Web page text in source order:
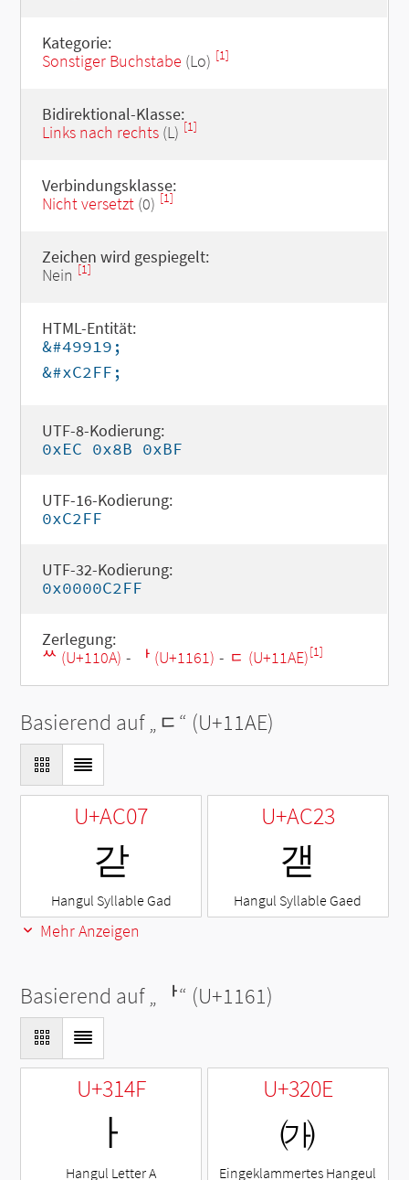
Kategorie:
Sonstiger Buchstabe (Lo) [1]
Bidirektional-Klasse:
Links nach rechts(L) [1]
Verbindungsklasse:
Nicht versetzt(0) [1]
Zeichen wird gespiegelt:
Nein [1]
HTML-Entität:
&#49919;
&#xC2FF;
UTF-8-Kodierung:
0xEC 0x8B 0xBF
UTF-16-Kodierung:
0xC2FF
UTF-32-Kodierung:
0x0000C2FF
Zerlegung:
ᄊ (U+110A) - ᅡ (U+1161) - ᆮ (U+11AE)[1]
Basierend auf „ᆮ“ (U+11AE)
U+AC07
갇
Hangul Syllable Gad
U+AC23
갣
Hangul Syllable Gaed
Mehr Anzeigen
Basierend auf „ ᅡ“ (U+1161)
U+314F
ㅏ
Hangul Letter A
U+320E
㈎
Eingeklammertes Hangeul